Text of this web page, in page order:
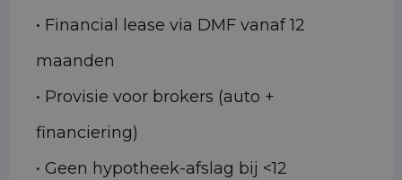
• Financial lease via DMF vanaf 12
maanden
• Provisie voor brokers (auto +
financiering)
• Geen hypotheek-afslag bij <12